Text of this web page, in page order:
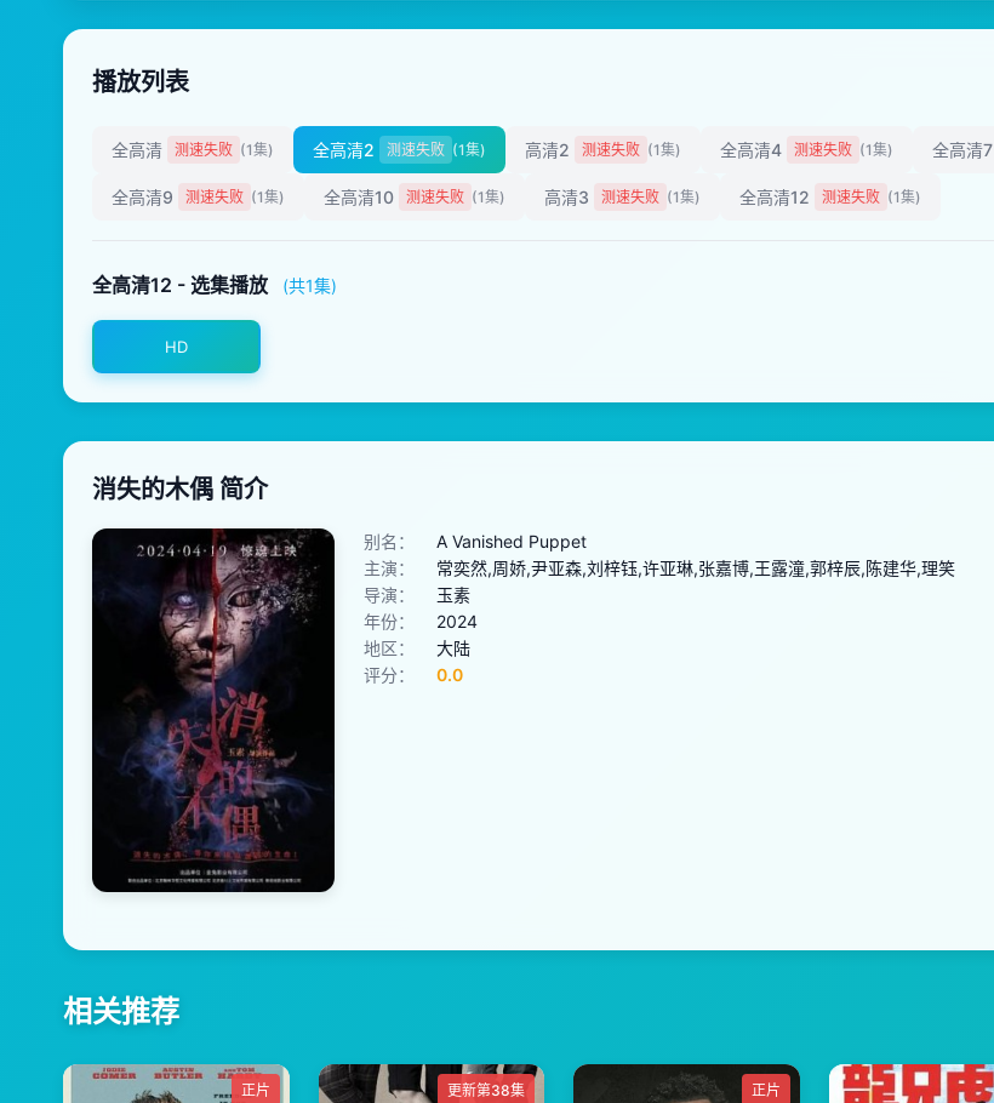
播放列表
全高清 测速失败 (1集) 全高清2 测速失败 (1集) 高清2 测速失败 (1集) 全高清4 测速失败 (1集) 全高清7
全高清9 测速失败 (1集) 全高清10 测速失败 (1集) 高清3 测速失败 (1集) 全高清12 测速失败 (1集)
全高清12 - 选集播放 (共1集)
HD
消失的木偶 简介
别名：
A Vanished Puppet
主演：
常奕然,周娇,尹亚森,刘梓钰,许亚琳,张嘉博,王露潼,郭梓辰,陈建华,理笑
导演：
玉素
年份：
2024
地区：
大陆
评分：
0.0
相关推荐
正片 更新第38集 正片